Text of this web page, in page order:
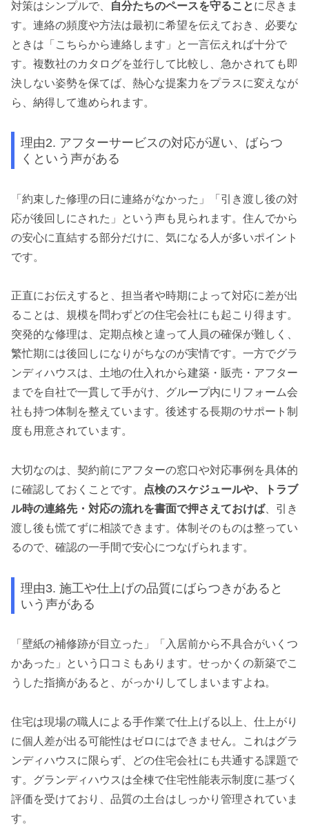
対策はシンプルで、 自分たちのペースを守ることに尽きま
す。連絡の頻度や方法は最初に希望を伝えておき、必要な
ときは「こちらから連絡します」と一言伝えれば十分で
す。複数社のカタログを並行して比較し、急かされても即
決しない姿勢を保てば、熱心な提案力をプラスに変えなが
ら、納得して進められます。
理由2. アフターサービスの対応が遅い、ばらつ
くという声がある
「約束した修理の日に連絡がなかった」「引き渡し後の対
応が後回しにされた」という声も見られます。住んでから
の安心に直結する部分だけに、気になる人が多いポイント
です。
正直にお伝えすると、担当者や時期によって対応に差が出
ることは、規模を問わずどの住宅会社にも起こり得ます。
突発的な修理は、定期点検と違って人員の確保が難しく、
繁忙期には後回しになりがちなのが実情です。一方でグラ
ンディハウスは、土地の仕入れから建築・販売・アフター
までを自社で一貫して手がけ、グループ内にリフォーム会
社も持つ体制を整えています。後述する長期のサポート制
度も用意されています。
大切なのは、契約前にアフターの窓口や対応事例を具体的
に確認しておくことです。
点検のスケジュールや、トラブ
ル時の連絡先・対応の流れを書面で押さえておけば、引き
渡し後も慌てずに相談できます。体制そのものは整ってい
るので、確認の一手間で安心につなげられます。
理由3. 施工や仕上げの品質にばらつきがあると
いう声がある
「壁紙の補修跡が目立った」「入居前から不具合がいくつ
かあった」という口コミもあります。せっかくの新築でこ
うした指摘があると、がっかりしてしまいますよね。
住宅は現場の職人による手作業で仕上げる以上、仕上がり
に個人差が出る可能性はゼロにはできません。これはグラ
ンディハウスに限らず、どの住宅会社にも共通する課題で
す。グランディハウスは全棟で住宅性能表示制度に基づく
評価を受けており、品質の土台はしっかり管理されていま
す。